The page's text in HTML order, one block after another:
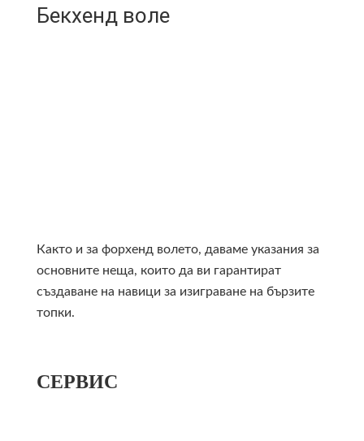
Бекхенд воле
Както и за форхенд волето, даваме указания за
основните неща, които да ви гарантират
създаване на навици за изиграване на бързите
топки.
СЕРВИС